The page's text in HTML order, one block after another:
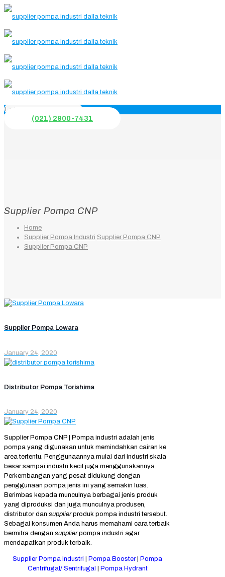
(021) 2900-7431
Supplier Pompa CNP
Home
Supplier Pompa Industri Supplier Pompa CNP
Supplier Pompa CNP
Supplier Pompa Lowara
January 24, 2020
Distributor Pompa Torishima
January 24, 2020
Supplier Pompa CNP | Pompa industri adalah jenis
pompa yang digunakan untuk memindahkan cairan ke
area tertentu. Penggunaannya mulai dari industri skala
besar sampai industri kecil juga menggunakannya.
Perkembangan yang pesat didukung dengan
penggunaan pompa jenis ini yang semakin luas.
Berimbas kepada munculnya berbagai jenis produk
yang diproduksi dan juga munculnya produsen,
distributor dan supplierproduk pompa industri tersebut.
Sebagai konsumen Anda harus memahami cara terbaik
bermitra dengan supplierpompa industri agar
mendapatkan produk terbaik.
Supplier Pompa Industri Pompa Booster|
Pompa
Centrifugal/ Sentrifugal
Pompa Hydrant